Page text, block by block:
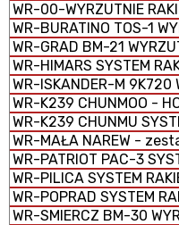
WR-00-WYRZUTNIE
WR-BURATINO TOS-1
WR-GRAD BM-21
WR-HIMARS SYSTEM
WR-ISKANDER-M 9K720
WR-K239 CHUNMOO -
WR-K239 CHUNMU
WR-MAŁA NAREW -
WR-PATRIOT PAC-3
WR-PILICA SYSTEM
WR-POPRAD SYSTEM
WR-SMIERCZ BM-30